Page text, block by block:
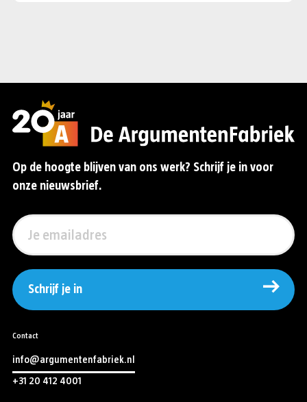
Op de hoogte blijven van ons werk? Schrijf je in voor
onze nieuwsbrief.
Schrijf je in
Contact
info@argumentenfabriek.nl
+31 20 412 4001